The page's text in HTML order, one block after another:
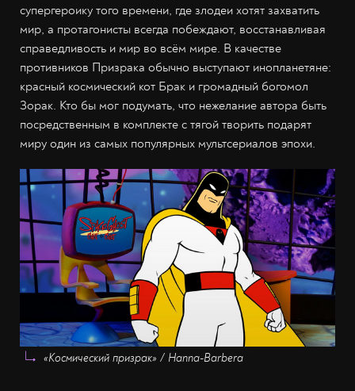
супергероику того времени, где злодеи хотят захватить
мир, а протагонисты всегда побеждают, восстанавливая
справедливость и мир во всём мире. В качестве
противников Призрака обычно выступают инопланетяне:
красный космический кот Брак и громадный богомол
Зорак. Кто бы мог подумать, что нежелание автора быть
посредственным в комплекте с тягой творить подарят
миру один из самых популярных мультсериалов эпохи.
«Космический призрак» / Hanna-Barbera